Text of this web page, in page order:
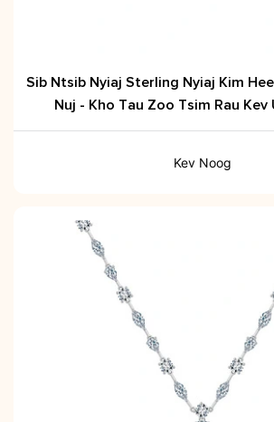
Sib Ntsib Nyiaj Sterling Nyiaj Kim
Nuj - Kho Tau Zoo Tsim Rau Kev
Kev Noog